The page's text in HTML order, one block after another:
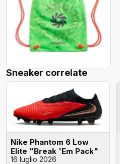
Sneaker correlate
Nike Phantom 6 Low
Elite "Break 'Em Pack"
16 luglio 2026